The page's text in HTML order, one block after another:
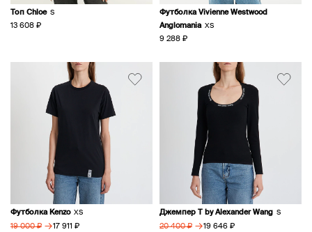
Топ Chloe S
13 608 ₽
Футболка Vivienne Westwood
Anglomania XS
9 288 ₽
Футболка Kenzo XS
19 000 ₽ → 17 911 ₽
Джемпер T by Alexander Wang S
20 400 ₽ → 19 646 ₽